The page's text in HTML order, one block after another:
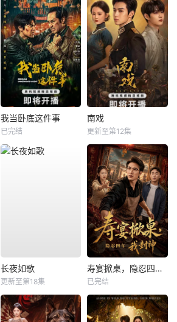
我当卧底这件事
已完结
南戏
更新至第12集
长夜如歌
更新至第18集
寿宴掀桌，隐忍四年我封神
已完结